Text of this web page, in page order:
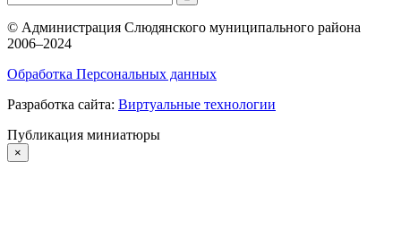
© Администрация Слюдянского муниципального района
2006–2024
Обработка Персональных данных
Разработка сайта: Виртуальные технологии
Публикация миниатюры
×